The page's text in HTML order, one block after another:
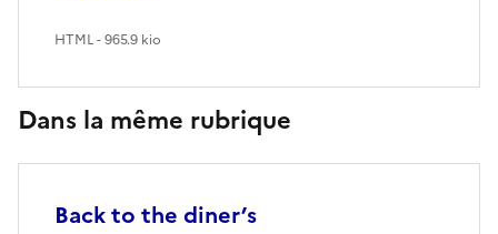
HTML - 965.9 kio
Dans la même rubrique
Back to the diner’s